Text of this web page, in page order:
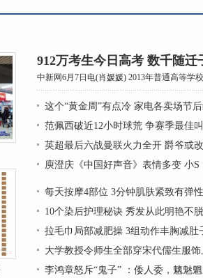
912万考生今日高考 数千随迁
中新网6月7日电(肖媛媛) 2013年普通高等学
这个“黄金周”有点冷 家电各卖场节
范佩西破近12小时球荒 争赛季最佳
英超最后六战曼联火力全开 爵爷或
庾澄庆《中国好声音》表情多变 小
每天按摩4部位 3分钟肌肤紧致有弹性
10个染后护理秘诀 秀发从此明艳不
拉毛巾局部减肥操 3组动作丰胸减肚
大学教授令师生全部穿宋代儒生服
李鸿章怒斥“鬼子” ：倭人委，魑魅